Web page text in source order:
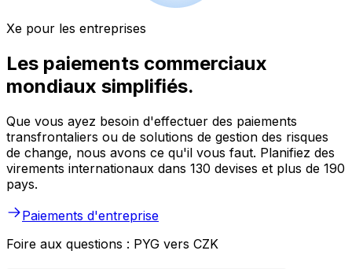
Xe pour les entreprises
Les paiements commerciaux
mondiaux simplifiés.
Que vous ayez besoin d'effectuer des paiements
transfrontaliers ou de solutions de gestion des risques
de change, nous avons ce qu'il vous faut. Planifiez des
virements internationaux dans 130 devises et plus de 190
pays.
Paiements d'entreprise
Foire aux questions : PYG vers CZK